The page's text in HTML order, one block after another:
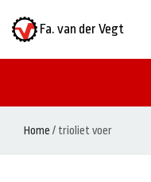
Fa. van der Vegt
Home / trioliet voer